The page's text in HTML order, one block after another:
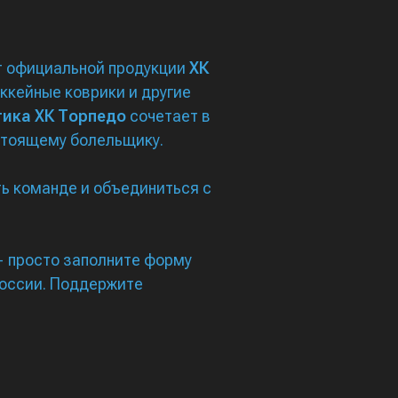
продукции ХК
коврики и другие
ХК Торпедо сочетает в
болельщику.
команде и объединиться с
заполните форму
Поддержите